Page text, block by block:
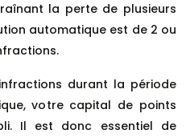
la perte de plusieurs
automatique est de 2 ou
durant la période
votre capital de points
Il est donc essentiel de